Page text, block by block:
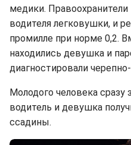
медики. Правоохранители
водителя легковушки, и
промилле при норме 0,2.
находились девушка и
диагностировали
Молодого человека сразу
водитель и девушка
ссадины.